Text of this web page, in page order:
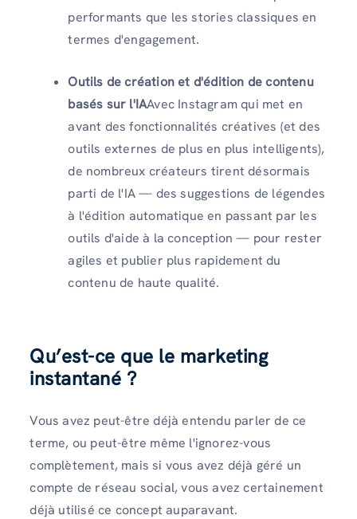
performants que les stories classiques en
termes d'engagement.
Outils de création et d'édition de contenu
basés sur l'IAAvec Instagram qui met en
avant des fonctionnalités créatives (et des
outils externes de plus en plus intelligents),
de nombreux créateurs tirent désormais
parti de l'IA — des suggestions de légendes
à l'édition automatique en passant par les
outils d'aide à la conception — pour rester
agiles et publier plus rapidement du
contenu de haute qualité.
Qu’est-ce que le marketing
instantané ?
Vous avez peut-être déjà entendu parler de ce
terme, ou peut-être même l'ignorez-vous
complètement, mais si vous avez déjà géré un
compte de réseau social, vous avez certainement
déjà utilisé ce concept auparavant.